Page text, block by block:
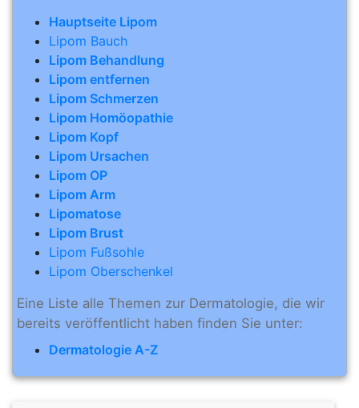
Hauptseite Lipom
Lipom Bauch
Lipom Behandlung
Lipom entfernen
Lipom Schmerzen
Lipom Homöopathie
Lipom Kopf
Lipom Ursachen
Lipom OP
Lipom Arm
Lipomatose
Lipom Brust
Lipom Fußsohle
Lipom Oberschenkel
Eine Liste alle Themen zur Dermatologie, die wir
bereits veröffentlicht haben finden Sie unter:
Dermatologie A-Z